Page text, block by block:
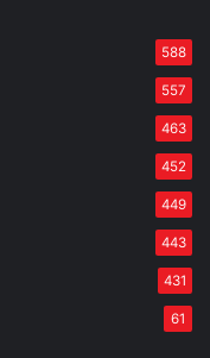
588
557
463
452
449
443
431
61